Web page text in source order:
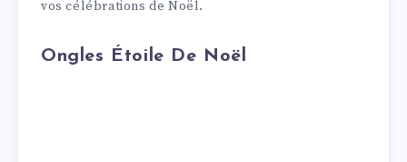
vos célébrations de Noël.
Ongles Étoile De Noël